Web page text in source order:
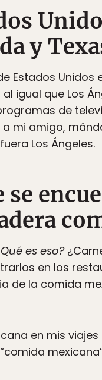
y
Estados Unidos
igual que Los
de
mi amigo,
Los Ángeles.
se
es eso?
en los
de la comida
en mis